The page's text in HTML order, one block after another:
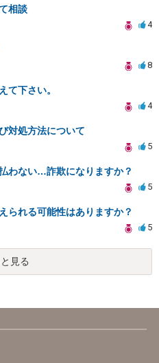
相談
4
8
て下さい。
4
対処方法について
5
わない…詐欺になりますか？
5
られる可能性はありますか？
5
見る